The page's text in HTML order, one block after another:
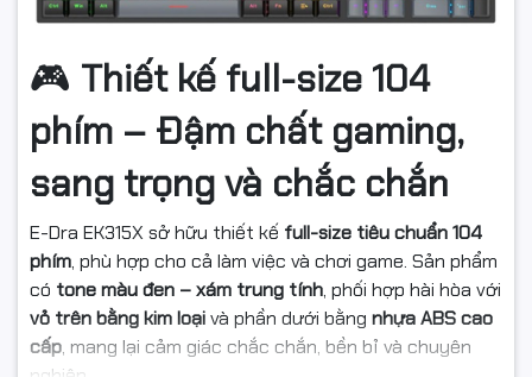
🎮 Thiết kế full-size 104
phím – Đậm chất gaming,
sang trọng và chắc chắn
E-Dra EK315X sở hữu thiết kế full-size tiêu chuẩn 104
phím, phù hợp cho cả làm việc và chơi game. Sản phẩm
có tone màu đen – xám trung tính, phối hợp hài hòa với
vỏ trên bằng kim loạivà phần dưới bằng nhựa ABS cao
cấp, mang lại cảm giác chắc chắn, bền bỉ và chuyên